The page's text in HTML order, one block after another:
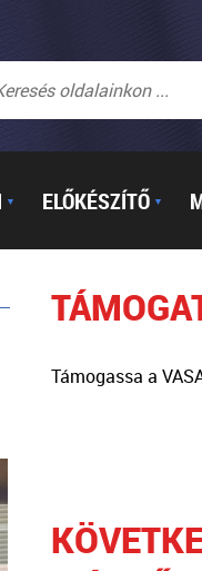
▼ ELŐKÉSZÍTŐ ▼
Támogassa a